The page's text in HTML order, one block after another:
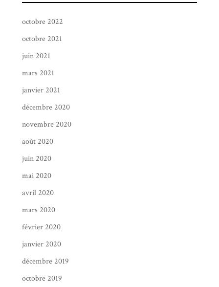
octobre 2022
octobre 2021
juin 2021
mars 2021
janvier 2021
décembre 2020
novembre 2020
août 2020
juin 2020
mai 2020
avril 2020
mars 2020
février 2020
janvier 2020
décembre 2019
octobre 2019